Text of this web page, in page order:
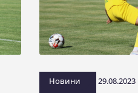
Новини 29.08.2023